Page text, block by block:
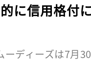
に信用格付
ディーズは7月